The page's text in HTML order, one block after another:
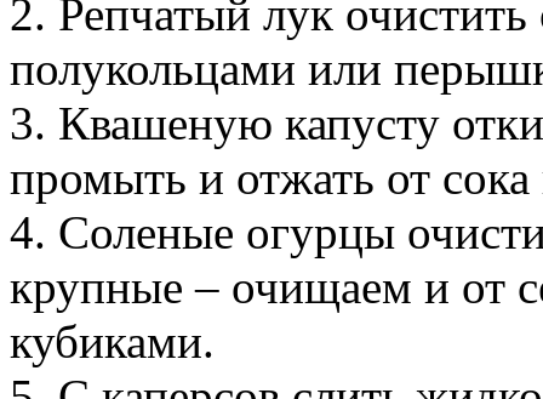
2. Репчатый лук
полукольцами или
3. Квашеную капусту
промыть и отжать от
4. Соленые огурцы
крупные – очищаем и от
кубиками.